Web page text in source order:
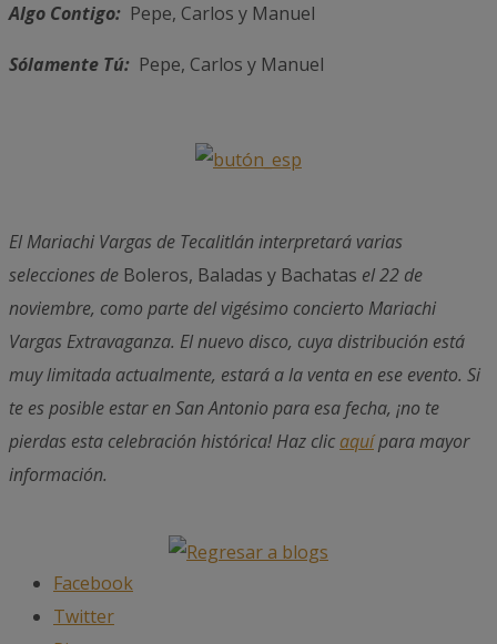
Algo Contigo: Pepe, Carlos y Manuel
Sólamente Tú: Pepe, Carlos y Manuel
El Mariachi Vargas de Tecalitlán interpretará varias
selecciones de Boleros, Baladas y Bachatas el 22 de
noviembre, como parte del vigésimo concierto Mariachi
Vargas Extravaganza. El nuevo disco, cuya distribución está
muy limitada actualmente, estará a la venta en ese evento. Si
te es posible estar en San Antonio para esa fecha, ¡no te
pierdas esta celebración histórica! Haz clic aquípara mayor
información.
Facebook
Twitter